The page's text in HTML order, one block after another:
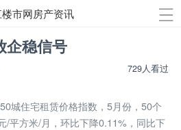
市网房产资讯
企稳信号
729人看过
住宅租赁价格指数，5月份，50个
/平方米/月，环比下降0.11%，同比下